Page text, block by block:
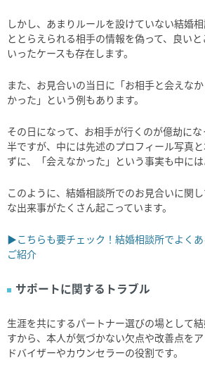
しかし、あまりルールを設けていない結婚
ととらえられる相手の情報を偽って、良い
いったケースも存在します。
また、お見合いの当日に「お相手と会えな
かった」という例もあります。
その日になって、お相手が行くのが億劫に
半ですが、中には先述のプロフィール写真
ずに、「会えなかった」という事実も中には
このように、結婚相談所でのお見合いに関
な出来事がたくさん起こっています。
▶こちらも要チェック！結婚相談所でよく
ご紹介
サポートに関するトラブル
生涯を共にするパートナー選びの場として
すから、本人が気づかない欠点や改善点を
ドバイザーやカウンセラーの役割です。